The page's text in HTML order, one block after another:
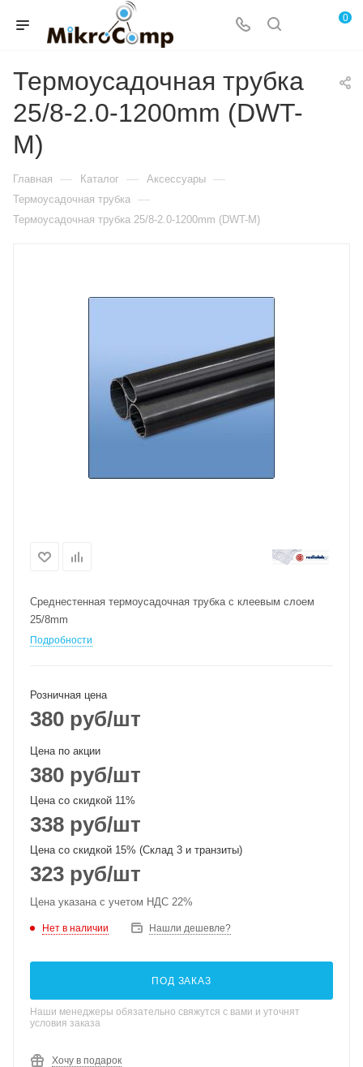
0
Термоусадочная трубка
25/8-2.0-1200mm (DWT-
M)
Главная — Каталог — Аксессуары —
Термоусадочная трубка —
Термоусадочная трубка 25/8-2.0-1200mm (DWT-M)
Среднестенная термоусадочная трубка с клеевым слоем
25/8mm
Подробности
Розничная цена
380 руб/шт
Цена по акции
380 руб/шт
Цена со скидкой 11%
338 руб/шт
Цена со скидкой 15% (Склад 3 и транзиты)
323 руб/шт
Цена указана с учетом НДС 22%
Нет в наличии Нашли дешевле?
ПОД ЗАКАЗ
Наши менеджеры обязательно свяжутся с вами и уточнят
условия заказа
Хочу в подарок